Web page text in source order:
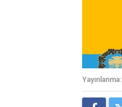
Yayınlanma: